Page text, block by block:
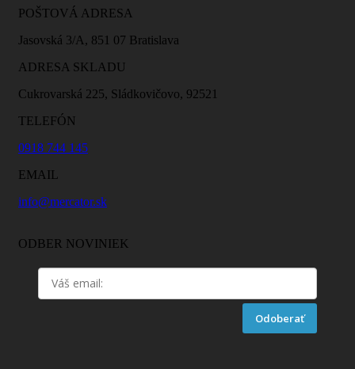
POŠTOVÁ ADRESA
Jasovská 3/A, 851 07 Bratislava
ADRESA SKLADU
Cukrovarská 225, Sládkovičovo, 92521
TELEFÓN
0918 744 145
EMAIL
info@mercator.sk
ODBER NOVINIEK
Odoberať